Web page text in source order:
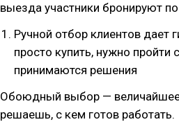
выезда участники бронируют
Ручной отбор клиентов дает
просто купить, нужно пройти
принимаются решения
Обоюдный выбор — величайшее
решаешь, с кем готов работать.